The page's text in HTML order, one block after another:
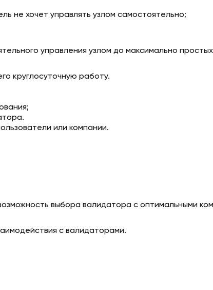
не хочет управлять узлом самостоятельно;
управления узлом до максимально
круглосуточную работу.
или компании.
выбора валидатора с оптимальными
с валидаторами.